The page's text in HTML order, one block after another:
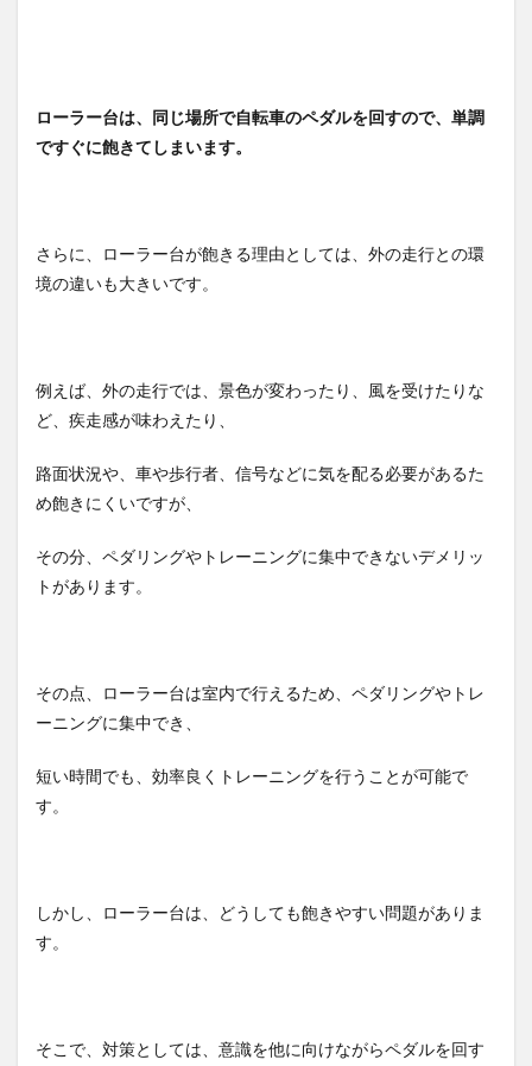
ローラー台は、同じ場所で自転車のペダルを回すので、単調
ですぐに飽きてしまいます。
さらに、ローラー台が飽きる理由としては、外の走行との環
境の違いも大きいです。
例えば、外の走行では、景色が変わったり、風を受けたりな
ど、疾走感が味わえたり、
路面状況や、車や歩行者、信号などに気を配る必要があるた
め飽きにくいですが、
その分、ペダリングやトレーニングに集中できないデメリッ
トがあります。
その点、ローラー台は室内で行えるため、ペダリングやトレ
ーニングに集中でき、
短い時間でも、効率良くトレーニングを行うことが可能で
す。
しかし、ローラー台は、どうしても飽きやすい問題がありま
す。
そこで、対策としては、意識を他に向けながらペダルを回す